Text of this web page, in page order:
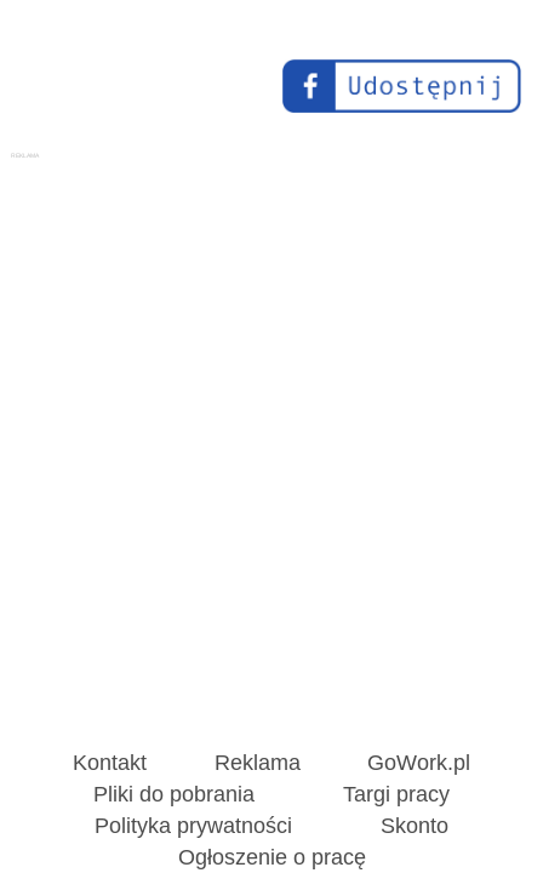
Kontakt Reklama
GoWork.pl
Pliki do pobrania
Targi pracy
Polityka prywatności
Skonto
Ogłoszenie o pracę